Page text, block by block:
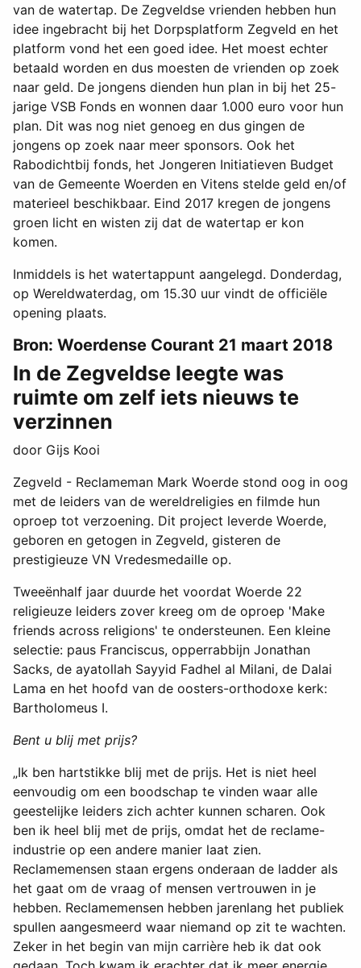
van de watertap. De Zegveldse vrienden hebben hun
idee ingebracht bij het Dorpsplatform Zegveld en het
platform vond het een goed idee. Het moest echter
betaald worden en dus moesten de vrienden op zoek
naar geld. De jongens dienden hun plan in bij het 25-
jarige VSB Fonds en wonnen daar 1.000 euro voor hun
plan. Dit was nog niet genoeg en dus gingen de
jongens op zoek naar meer sponsors. Ook het
Rabodichtbij fonds, het Jongeren Initiatieven Budget
van de Gemeente Woerden en Vitens stelde geld en/of
materieel beschikbaar. Eind 2017 kregen de jongens
groen licht en wisten zij dat de watertap er kon
komen.
Inmiddels is het watertappunt aangelegd. Donderdag,
op Wereldwaterdag, om 15.30 uur vindt de officiële
opening plaats.
Bron: Woerdense Courant 21 maart 2018
In de Zegveldse leegte was
ruimte om zelf iets nieuws te
verzinnen
door Gijs Kooi
Zegveld - Reclameman Mark Woerde stond oog in oog
met de leiders van de wereldreligies en filmde hun
oproep tot verzoening. Dit project leverde Woerde,
geboren en getogen in Zegveld, gisteren de
prestigieuze VN Vredesmedaille op.
Tweeënhalf jaar duurde het voordat Woerde 22
religieuze leiders zover kreeg om de oproep 'Make
friends across religions' te ondersteunen. Een kleine
selectie: paus Franciscus, opperrabbijn Jonathan
Sacks, de ayatollah Sayyid Fadhel al Milani, de Dalai
Lama en het hoofd van de oosters-orthodoxe kerk:
Bartholomeus I.
Bent u blij met prijs?
„Ik ben hartstikke blij met de prijs. Het is niet heel
eenvoudig om een boodschap te vinden waar alle
geestelijke leiders zich achter kunnen scharen. Ook
ben ik heel blij met de prijs, omdat het de reclame-
industrie op een andere manier laat zien.
Reclamemensen staan ergens onderaan de ladder als
het gaat om de vraag of mensen vertrouwen in je
hebben. Reclamemensen hebben jarenlang het publiek
spullen aangesmeerd waar niemand op zit te wachten.
Zeker in het begin van mijn carrière heb ik dat ook